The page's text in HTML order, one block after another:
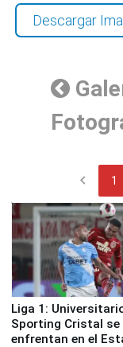
Descargar
chevron_left 1
Liga 1:
Sporting Cristal se
enfrentan en el